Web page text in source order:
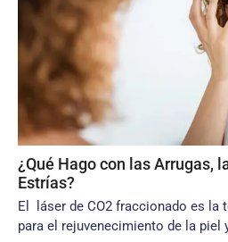
¿Qué Hago con las Arrugas,
Estrías?
El láser de CO2 fraccionado es la
para el rejuvenecimiento de la piel